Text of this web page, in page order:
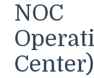
NOC
Center)